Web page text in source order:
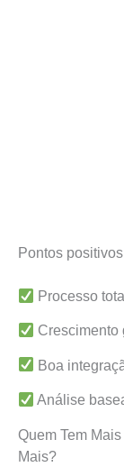
Pontos
Processo
Crescimento
Boa
Análise
Quem Tem
Mais?